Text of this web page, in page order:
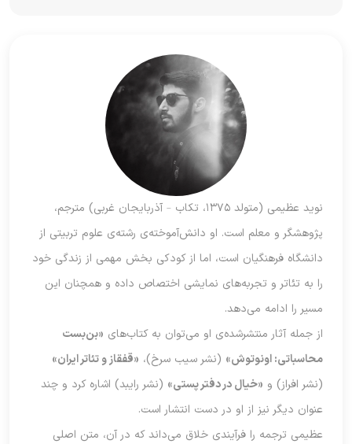
نوید عظیمی (متولد ۱۳۷۵، تکاب – آذربایجان غربی) مترجم،
پژوهشگر و معلم است. او دانش‌آموخته‌ی رشته‌ی علوم تربیتی از
دانشگاه فرهنگیان است، اما از کودکی بخش مهمی از زندگی خود
را به تئاتر و تجربه‌های نمایشی اختصاص داده و همچنان این
مسیر را ادامه می‌دهد.
از جمله آثار منتشرشده‌ی او می‌توان به کتاب‌های«بن‌بست
محاسباتی: اونوتوش»(نشر سیب سرخ)،«قفقاز و‌ تئاتر ایران»
(نشر افراز) و «خیال در دفتر پستی»(نشر رایبد) اشاره کرد و چند
عنوان دیگر نیز از او در دست انتشار است.
عظیمی ترجمه را فرآیندی خلاق می‌داند که در آن، متن اصلی